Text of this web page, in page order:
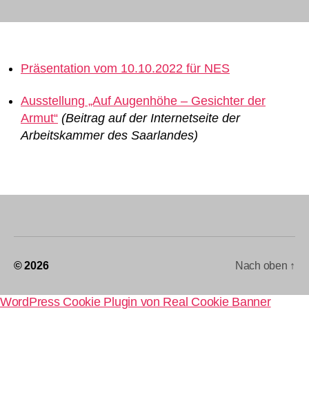
Präsentation vom 10.10.2022 für NES
Ausstellung „Auf Augenhöhe – Gesichter der
Armut“ (Beitrag auf der Internetseite der
Arbeitskammer des Saarlandes)
© 2026 Nach oben ↑
WordPress Cookie Plugin von Real Cookie Banner